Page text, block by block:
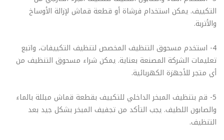
التكييف. يمكن استخدام فرشاة أو قطعة قماش لإزالة الأوساخ
والأتربة.
4- استخدم مسحوق التنظيف المخصص لتنظيف التكييفات، واتبع
تعليمات الشركة المصنعة بعناية. يمكن شراء مسحوق التنظيف من
أي متجر للأجهزة الكهربائية.
5- قم بتنظيف المبخر الداخلي للتكييف بقطعة قماش مبللة بالماء
والصابون اللطيف. يجب التأكد من تجفيف المبخر بشكل جيد بعد
التنظيف.